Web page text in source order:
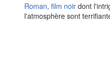
Roman, film noir dont
l'atmosphère sont